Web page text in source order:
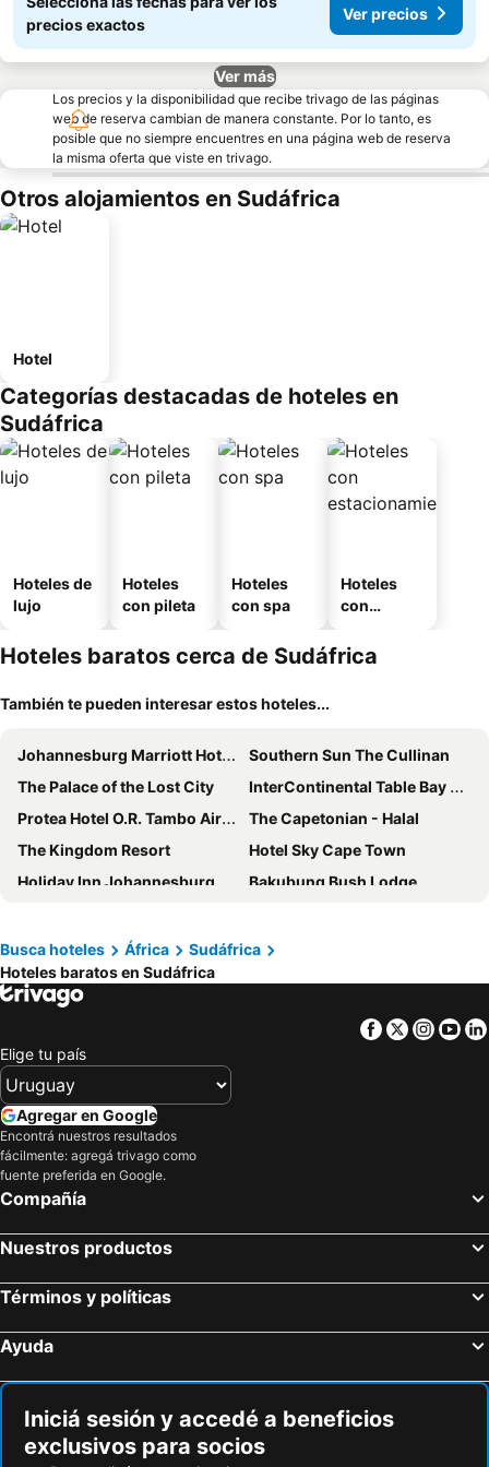
precios exactos
Ver precios
Ver más
Los precios y la disponibilidad que recibe trivago de las páginas
web de reserva cambian de manera constante. Por lo tanto, es
posible que no siempre encuentres en una página web de reserva
la misma oferta que viste en trivago.
Otros alojamientos en Sudáfrica
Hotel
Categorías destacadas de hoteles en
Sudáfrica
Hoteles de
lujo
Hoteles
con pileta
Hoteles
con spa
Hoteles
con
miento
Hoteles baratos cerca de Sudáfrica
También te pueden interesar estos hoteles...
Johannesburg Marriott Hotel Melrose Arch
Southern Sun The Cullinan
The Palace of the Lost City
InterContinental Table Bay Cape Town by IHG
Protea Hotel O.R. Tambo Airport
The Capetonian - Halal
The Kingdom Resort
Hotel Sky Cape Town
Holiday Inn Johannesburg Airport by IHG
Bakubung Bush Lodge
Radisson RED Hotel Johannesburg Rosebank
Colona Castle
The Old Foundry Hotel
Royal Majestic Hotel
Busca hoteles África
Sudáfrica
Hoteles baratos en Sudáfrica
Facebook
Twitter
Elige tu país
Agregar en Google
Encontrá nuestros resultados
fácilmente: agregá trivago como
fuente preferida en Google.
Compañía
Nuestros productos
Términos y políticas
Ayuda
Iniciá sesión y accedé a beneficios
exclusivos para socios